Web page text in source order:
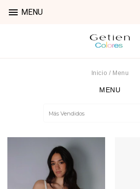
 MENU
Inicio / Menu
MENU